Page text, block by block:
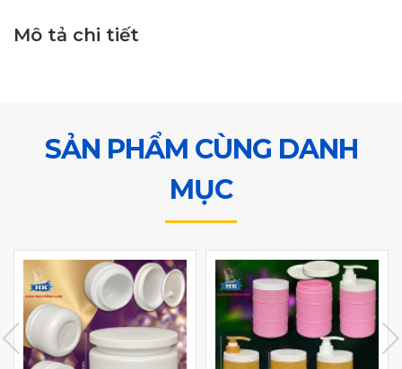
Mô tả chi tiết
SẢN PHẨM CÙNG DANH
MỤC